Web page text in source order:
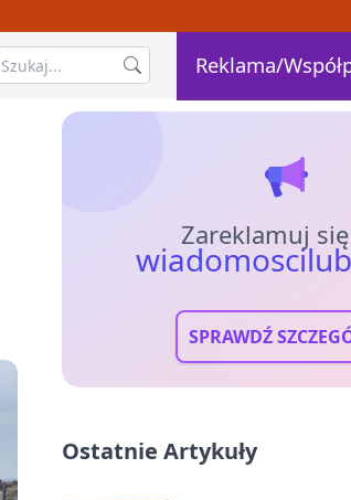
Reklama/
Zareklamuj
SPRAWDŹ
Ostatnie Artykuły